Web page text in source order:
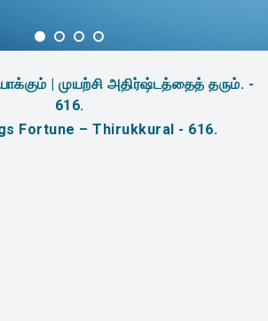
| முயற்சி அதிர்ஷ்டத்தைத் தரும். -
616.
Fortune – Thirukkural - 616.